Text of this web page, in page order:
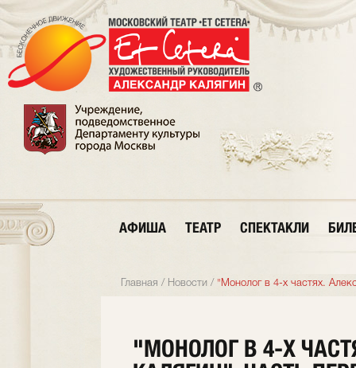
АФИША ТЕАТР СПЕКТАКЛИ
Главная / Новости / "Монолог в 4-х частях.
"МОНОЛОГ В 4-Х